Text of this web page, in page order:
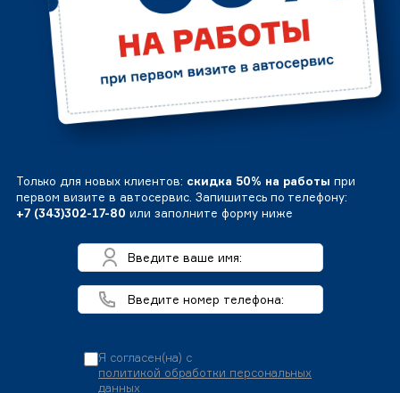
Только для новых клиентов: скидка 50% на работы при
первом визите в автосервис. Запишитесь по телефону:
+7 (343)302-17-80 или заполните форму ниже
Я согласен(на) с
политикой обработки персональных
данных